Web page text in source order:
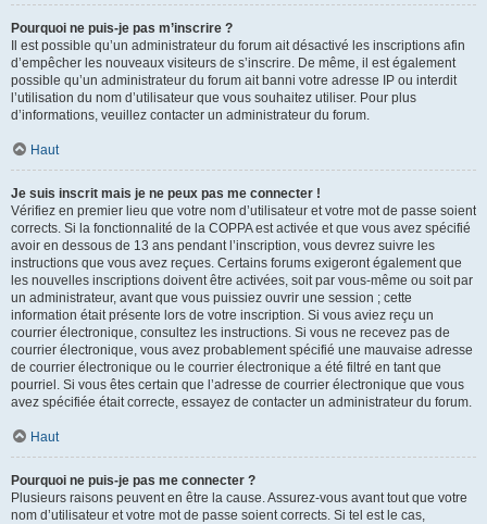
Pourquoi ne puis-je pas m’inscrire ?
Il est possible qu’un administrateur du forum ait désactivé les inscriptions afin
d’empêcher les nouveaux visiteurs de s’inscrire. De même, il est également
possible qu’un administrateur du forum ait banni votre adresse IP ou interdit
l’utilisation du nom d’utilisateur que vous souhaitez utiliser. Pour plus
d’informations, veuillez contacter un administrateur du forum.
Haut
Je suis inscrit mais je ne peux pas me connecter !
Vérifiez en premier lieu que votre nom d’utilisateur et votre mot de passe soient
corrects. Si la fonctionnalité de la COPPA est activée et que vous avez spécifié
avoir en dessous de 13 ans pendant l’inscription, vous devrez suivre les
instructions que vous avez reçues. Certains forums exigeront également que
les nouvelles inscriptions doivent être activées, soit par vous-même ou soit par
un administrateur, avant que vous puissiez ouvrir une session ; cette
information était présente lors de votre inscription. Si vous aviez reçu un
courrier électronique, consultez les instructions. Si vous ne recevez pas de
courrier électronique, vous avez probablement spécifié une mauvaise adresse
de courrier électronique ou le courrier électronique a été filtré en tant que
pourriel. Si vous êtes certain que l’adresse de courrier électronique que vous
avez spécifiée était correcte, essayez de contacter un administrateur du forum.
Haut
Pourquoi ne puis-je pas me connecter ?
Plusieurs raisons peuvent en être la cause. Assurez-vous avant tout que votre
nom d’utilisateur et votre mot de passe soient corrects. Si tel est le cas,